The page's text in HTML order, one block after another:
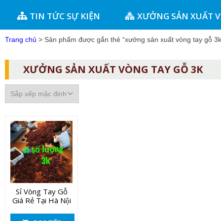
TIN TỨC SỰ KIỆN XƯỞNG SẢN XUẤT
Trang chủ > Sản phẩm được gắn thẻ “xưởng sản xuất vòng tay gỗ
XƯỞNG SẢN XUẤT VÒNG TAY GỖ 3K
Sỉ Vòng Tay Gỗ
Giá Rẻ Tại Hà Nội